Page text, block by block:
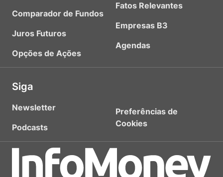
Comparador de Fundos
Juros Futuros
Opções de Ações
Fatos Relevantes
Empresas B3
Agendas
Siga
Newsletter
Podcasts
Preferências de
Cookies